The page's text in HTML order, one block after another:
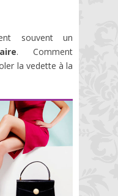
souvent un
. Comment
la vedette à la